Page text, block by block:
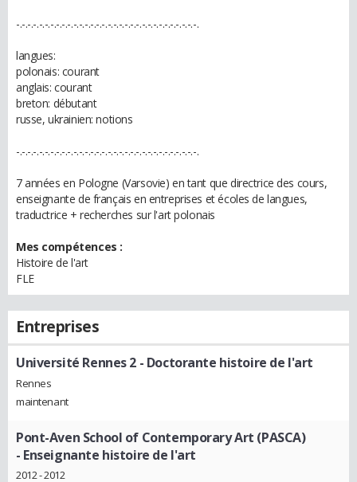
-.-.-.-.-.-.-.-.-.-.-.-.-.-.-.-.-.-.-.-.-.-.-.-.-.-.-.-.-.-.-.-.
langues:
polonais: courant
anglais: courant
breton: débutant
russe, ukrainien: notions
-.-.-.-.-.-.-.-.-.-.-.-.-.-.-.-.-.-.-.-.-.-.-.-.-.-.-.-.-.-.-.-.
7 années en Pologne (Varsovie) en tant que directrice des cours,
enseignante de français en entreprises et écoles de langues,
traductrice + recherches sur l'art polonais
Mes compétences :
Histoire de l'art
FLE
Entreprises
Université Rennes 2 - Doctorante histoire de l'art
Rennes
maintenant
Pont-Aven School of Contemporary Art (PASCA)
- Enseignante histoire de l'art
2012 - 2012